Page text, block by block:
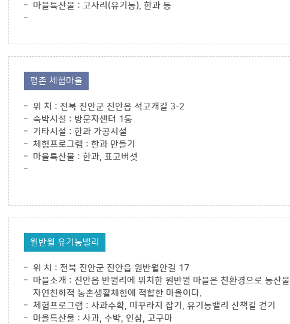
마을특산물 : 고사리(유기농), 한과 등
평촌 체험마을
위 치 : 전북 진안군 진안읍 석고개길 3-2
숙박시설 : 방문자센터 1동
기타시설 : 한과 가공시설
체험프로그램 : 한과 만들기
마을특산물 : 한과, 표고버섯
원반월 유기농밸리
위 치 : 전북 진안군 진안읍 원반월안길 17
마을소개 : 진안읍 반월리에 위치한 원반월 마을은 친환경으로 농산
자연친화적 농촌생활체험에 적합한 마을이다.
체험프로그램 : 사과수확, 미꾸라지 잡기, 유기농밸리 산책길 걷기
마을특산물 : 사과, 수박, 인삼, 고구마